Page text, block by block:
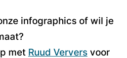
infographics of wil je
met Ruud Verversvoor